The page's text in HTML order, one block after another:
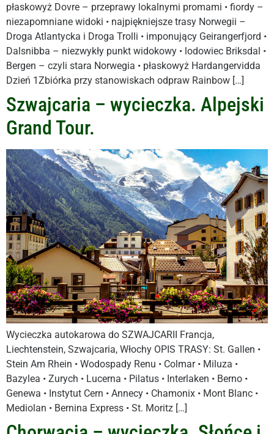
płaskowyż Dovre – przeprawy lokalnymi promami • fiordy –
niezapomniane widoki • najpiękniejsze trasy Norwegii –
Droga Atlantycka i Droga Trolli • imponujący Geirangerfjord •
Dalsnibba – niezwykły punkt widokowy • lodowiec Briksdal •
Bergen – czyli stara Norwegia • płaskowyż Hardangervidda
Dzień 1Zbiórka przy stanowiskach odpraw Rainbow […]
Szwajcaria – wycieczka. Alpejski
Grand Tour.
Wycieczka autokarowa do SZWAJCARII Francja,
Liechtenstein, Szwajcaria, Włochy OPIS TRASY: St. Gallen •
Stein Am Rhein • Wodospady Renu • Colmar • Miluza •
Bazylea • Zurych • Lucerna • Pilatus • Interlaken • Berno •
Genewa • Instytut Cern • Annecy • Chamonix • Mont Blanc •
Mediolan • Bernina Express • St. Moritz […]